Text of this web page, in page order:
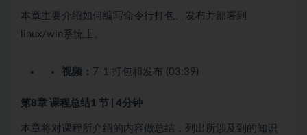
本章主要介绍如何编写命令行打包、发布并部署到
linux/win系统上。
视频： 7-1 打包和发布 (03:39)
第8章 课程总结1 节 | 4分钟
本章将对课程所介绍的内容做总结，列出所涉及到的知识